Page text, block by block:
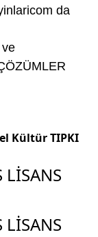
da
Kültür TIPKI